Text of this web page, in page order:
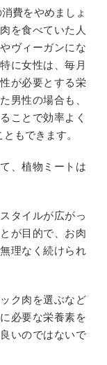
費をやめましょ
を食べていた人
ヴィーガンにな
に女性は、毎月
が必要とする栄
男性の場合も、
ことで効率よく
もできます。
、植物ミートは
タイルが広がっ
が目的で、お肉
理なく続けられ
ク肉を選ぶなど
必要な栄養素を
いのではないで